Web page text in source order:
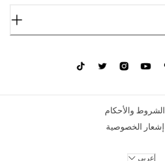
الشروط والأحكام
إشعار الخصوصية
عربي